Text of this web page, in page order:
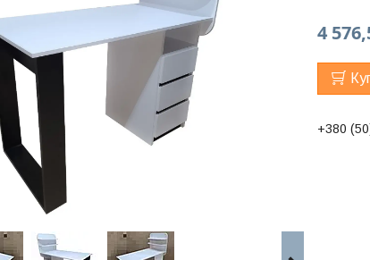
4
+380